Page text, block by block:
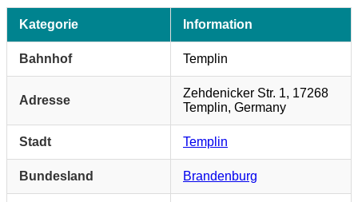
Kategorie Information
Bahnhof Templin
Adresse
Zehdenicker Str. 1, 17268
Templin, Germany
Stadt Templin
Bundesland Brandenburg